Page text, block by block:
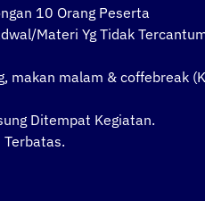
10 Orang Peserta
Materi Yg Tidak
makan malam & coffebreak
Ditempat Kegiatan.
Terbatas.